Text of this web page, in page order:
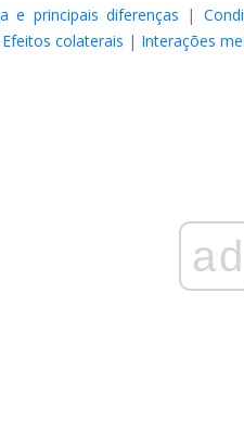
e principais diferenças |
Efeitos colaterais | Interações
ad